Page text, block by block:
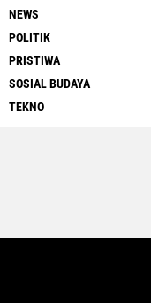
NEWS
POLITIK
PRISTIWA
SOSIAL BUDAYA
TEKNO